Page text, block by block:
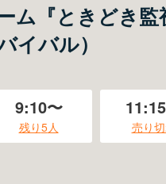
ム『ときどき
イバル）
9:10〜
残り5人 売り